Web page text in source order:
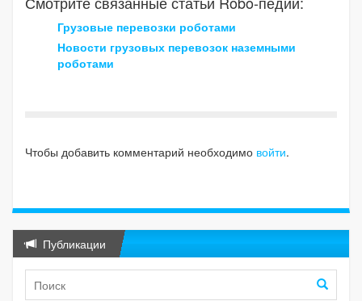
Грузовые перевозки роботами
Новости грузовых перевозок наземными
роботами
Чтобы добавить комментарий необходимо войти.
Публикации